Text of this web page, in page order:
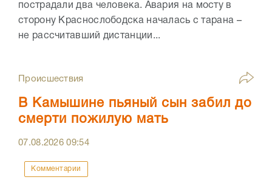
пострадали два человека. Авария на мосту в
сторону Краснослободска началась с тарана –
не рассчитавший дистанции...
Происшествия
В Камышине пьяный сын забил до
смерти пожилую мать
07.08.202609:54
Комментарии